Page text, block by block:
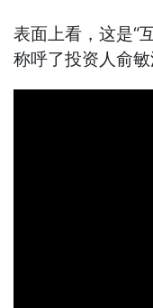
表面上看，这是“
称呼了投资人俞敏